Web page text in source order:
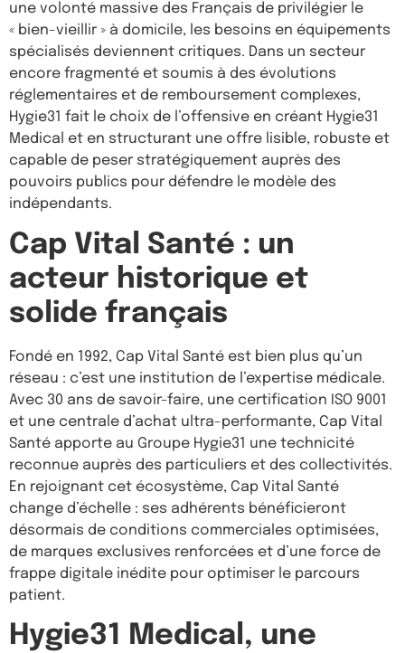
une volonté massive des Français de privilégier le
« bien-vieillir » à domicile, les besoins en équipements
spécialisés deviennent critiques. Dans un secteur
encore fragmenté et soumis à des évolutions
réglementaires et de remboursement complexes,
Hygie31 fait le choix de l’offensive en créant Hygie31
Medical et en structurant une offre lisible, robuste et
capable de peser stratégiquement auprès des
pouvoirs publics pour défendre le modèle des
indépendants.
Cap Vital Santé : un
acteur historique et
solide français
Fondé en 1992, Cap Vital Santé est bien plus qu’un
réseau : c’est une institution de l’expertise médicale.
Avec 30 ans de savoir-faire, une certification ISO 9001
et une centrale d’achat ultra-performante, Cap Vital
Santé apporte au Groupe Hygie31 une technicité
reconnue auprès des particuliers et des collectivités.
En rejoignant cet écosystème, Cap Vital Santé
change d’échelle : ses adhérents bénéficieront
désormais de conditions commerciales optimisées,
de marques exclusives renforcées et d’une force de
frappe digitale inédite pour optimiser le parcours
patient.
Hygie31 Medical, une